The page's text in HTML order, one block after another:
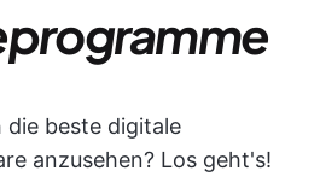
die beste digitale
anzusehen? Los geht's!